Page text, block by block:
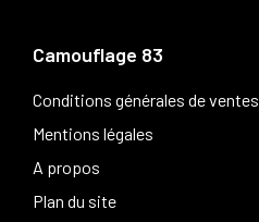
Camouflage 83
Conditions générales de ventes
Mentions légales
A propos
Plan du site